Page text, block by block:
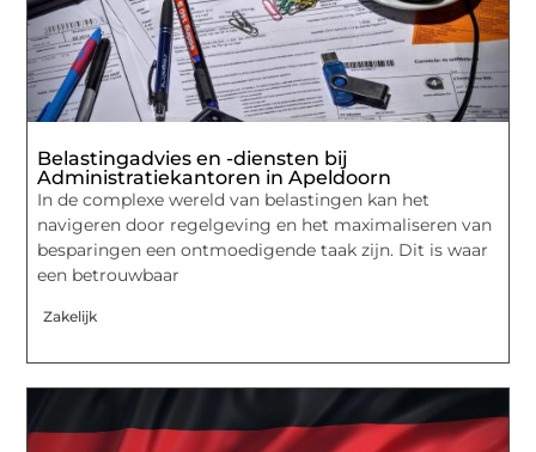
Belastingadvies en -diensten bij
Administratiekantoren in Apeldoorn
In de complexe wereld van belastingen kan het
navigeren door regelgeving en het maximaliseren van
besparingen een ontmoedigende taak zijn. Dit is waar
een betrouwbaar
Zakelijk